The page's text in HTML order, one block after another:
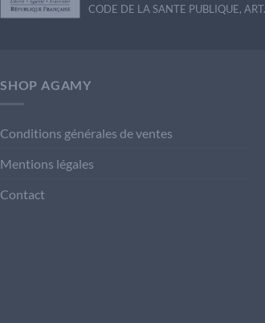
CODE DE LA SANTE PUBLIQUE,
SHOP AGAMY
Conditions générales de ventes
Mentions légales
Contact